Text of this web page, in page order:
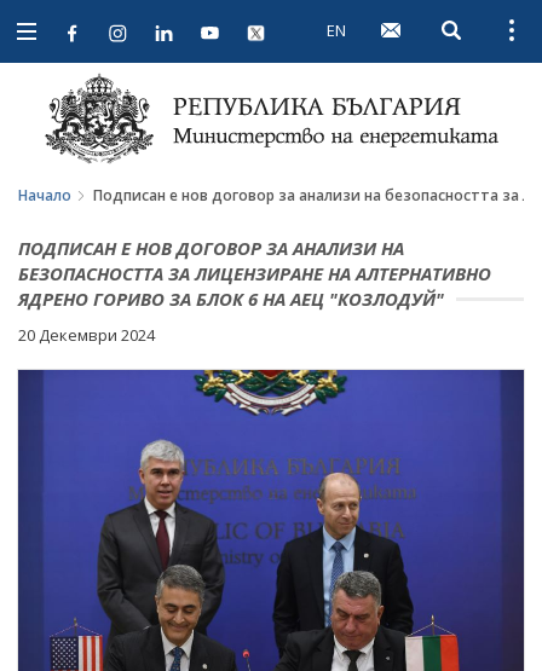
Open
navigation
EN Open
Начало Подписан е нов договор за анализи на безопасността за
ПОДПИСАН Е НОВ ДОГОВОР ЗА АНАЛИЗИ НА
БЕЗОПАСНОСТТА ЗА ЛИЦЕНЗИРАНЕ НА АЛТЕРНАТИВНО
ЯДРЕНО ГОРИВО ЗА БЛОК 6 НА АЕЦ "КОЗЛОДУЙ"
20 Декември 2024